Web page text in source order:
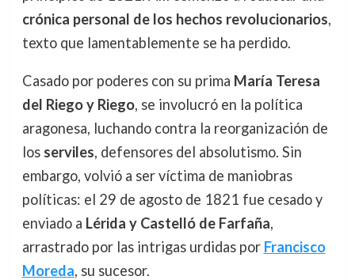
crónica personal de los hechos revolucionarios,
texto que lamentablemente se ha perdido.
Casado por poderes con su prima María Teresa
del Riego y Riego, se involucró en la política
aragonesa, luchando contra la reorganización de
los serviles, defensores del absolutismo. Sin
embargo, volvió a ser víctima de maniobras
políticas: el 29 de agosto de 1821 fue cesado y
enviado a Lérida y Castelló de Farfaña,
arrastrado por las intrigas urdidas por Francisco
Moreda, su sucesor.